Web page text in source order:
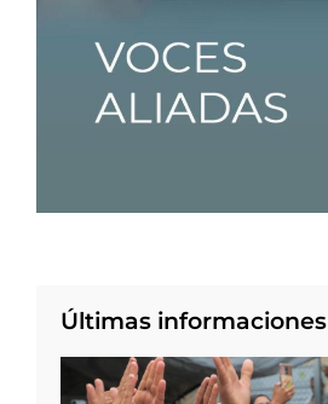
Últimas informaciones